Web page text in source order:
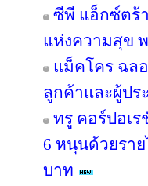
ซีพี แอ็กซ์ตร้
แห่งความสุข
แม็คโคร ฉล
ลูกค้าและผู้ปร
ทรู คอร์ปอเร
6 หนุนด้วยรา
บาท